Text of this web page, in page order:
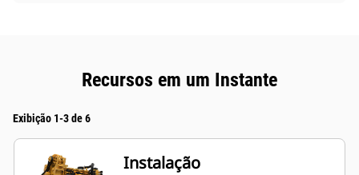
Recursos em um Instante
Exibição 1-3 de 6
Instalação